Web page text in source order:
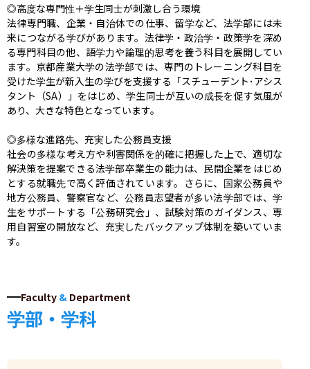
◎高度な専門性＋学生同士が刺激し合う環境
法律専門職、企業・自治体での仕事、留学など、法学部には未
来につながる学びがあります。法律学・政治学・政策学を深め
る専門科目の他、語学力や論理的思考を養う科目を展開してい
ます。京都産業大学の法学部では、専門のトレーニング科目を
受けた学生が新入生の学びを支援する「スチューデント･アシス
タント（SA）」をはじめ、学生同士が互いの成長を促す気風が
あり、大きな特色となっています。
◎多様な進路先、充実した公務員支援
社会の多様な考え方や利害関係を的確に把握した上で、適切な
解決策を提案できる法学部卒業生の能力は、民間企業をはじめ
とする就職先で高く評価されています。さらに、国家公務員や
地方公務員、警察官など、公務員志望者が多い法学部では、学
生をサポートする「公務研究会」、試験対策のガイダンス、専
用自習室の開放など、充実したバックアップ体制を築いていま
す。
Faculty & Department
学部・学科